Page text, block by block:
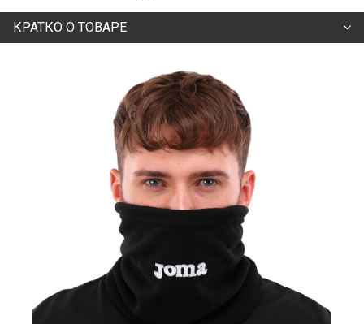
Единоборства
Йога, фитнес и гимнастика
Наградная атрибутика
Спортивные Залы
Спортивное питание
РАСПРОДАЖА
Условия возврата
КРАТКО О ТОВАРЕ